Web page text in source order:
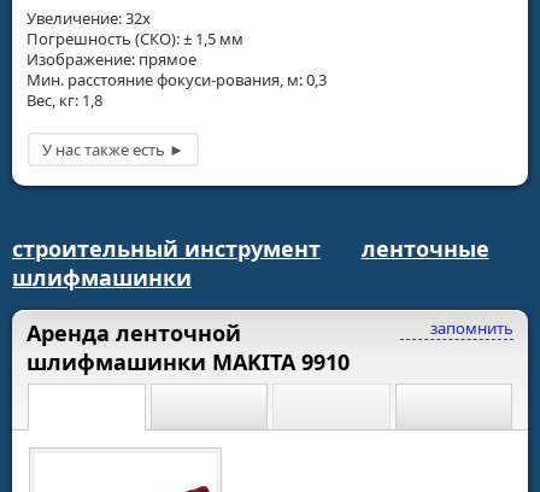
Увеличение: 32х
Погрешность (СКО): ± 1,5 мм
Изображение: прямое
Мин. расстояние фокуси-рования, м: 0,3
Вес, кг: 1,8
строительный инструмент
ленточные
шлифмашинки
запомнить
Аренда ленточной
шлифмашинки MAKITA 9910